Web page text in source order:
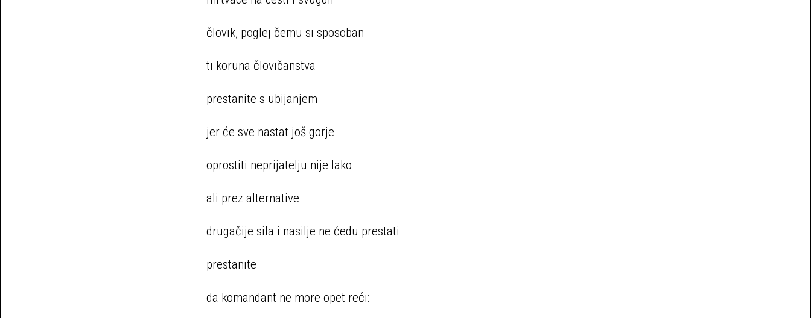
človik, poglej čemu si sposoban
ti koruna človičanstva
prestanite s ubijanjem
jer će sve nastat još gorje
oprostiti neprijatelju nije lako
ali prez alternative
drugačije sila i nasilje ne ćedu prestati
prestanite
da komandant ne more opet reći: